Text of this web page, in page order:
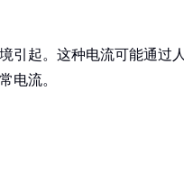
引起。这种电流可能通过人
电流。